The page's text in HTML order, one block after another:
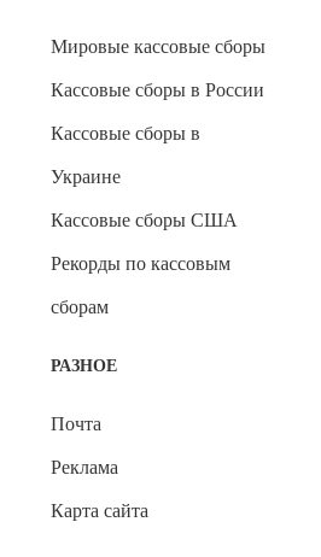
Мировые кассовые сборы
Кассовые сборы в России
Кассовые сборы в
Украине
Кассовые сборы США
Рекорды по кассовым
сборам
РАЗНОЕ
Почта
Реклама
Карта сайта